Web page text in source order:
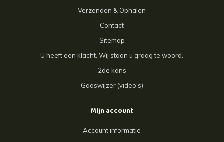
Verzenden & Ophalen
Contact
Sitemap
U heeft een klacht. Wij staan u graag te woord.
2de kans
Gaaswijzer (video's)
Mijn account
Account informatie